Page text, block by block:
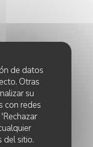
de datos
Otras
su
con redes
del sitio.